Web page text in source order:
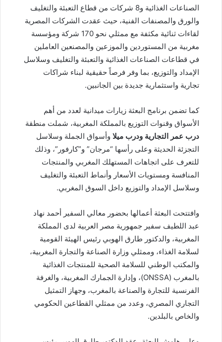
الصناعات الغذائية و8 شركات من قطاع التعبئة والتغليف
والورق والمصنفات الفنية، حيث عقدت الشركات المصرية
لقاءات ثنائية مكثفة مع ممثلي نحو 170 شركة ومؤسسة
مغربية من المستوردين والموزعين والمصنعين العاملين
في قطاعات الصناعات الغذائية والتعبئة والتغليف وسلاسل
الإمداد والتوزيع، بما وفر فرصاً حقيقية لبناء شراكات
تجارية واستثمارية جديدة بين الجانبين.
كما تضمن برنامج البعثة زيارات ميدانية لعدد من أهم
الأسواق وقنوات التوزيع بالمملكة المغربية، شملت منطقة
درب عمر التجارية ودرب ميلا وأسواق الجملة وسلاسل
التجزئة الحديثة وعلى رأسها “مرجان” و”كارفور”، وذلك
للتعرف على اتجاهات المستهلك المغربي والمنتجات
المنافسة ومستويات الأسعار وأنماط التعبئة والتغليف
وسلاسل الإمداد والتوزيع داخل السوق المغربي.
وافتتحت البعثة أعمالها بحضور معالي السفير أحمد نهاد
عبد اللطيف سفير جمهورية مصر العربية لدى المملكة
المغربية، والدكتور طارق الهوبي رئيس الهيئة القومية
لسلامة الغذاء، وممثلي وزارة الصناعة والتجارة المغربية،
والمكتب الوطني للسلامة الصحية للمنتجات الغذائية
بالمغرب (ONSSA)، وإدارة الجمارك المغربية، والغرفة
الفرنسية للتجارة والصناعة بالمغرب، وجهاز التمثيل
التجاري المصري، وعدد من ممثلي القطاعين الحكومي
والخاص بالبلدين.